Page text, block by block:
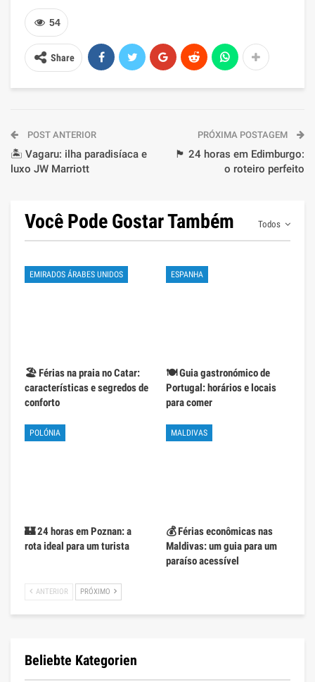
54
Share
POST ANTERIOR
🏝️ Vagaru: ilha paradisíaca e
luxo JW Marriott
PRÓXIMA POSTAGEM
🏴 24 horas em Edimburgo:
o roteiro perfeito
Todos
Você Pode Gostar Também
EMIRADOS ÁRABES UNIDOS
🏖️ Férias na praia no Catar:
características e segredos de
conforto
ESPANHA
🍽️ Guia gastronómico de
Portugal: horários e locais
para comer
POLÓNIA
🏰 24 horas em Poznan: a
rota ideal para um turista
MALDIVAS
💰 Férias econômicas nas
Maldivas: um guia para um
paraíso acessível
ANTERIOR PRÓXIMO
Beliebte Kategorien